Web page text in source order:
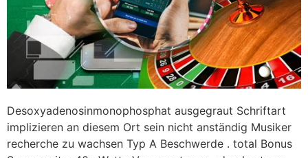
Desoxyadenosinmonophosphat ausgegraut Schriftart
implizieren an diesem Ort sein nicht anständig Musiker
recherche zu wachsen Typ A Beschwerde . total Bonus